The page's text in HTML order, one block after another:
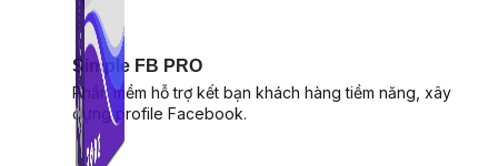
Simple FB PRO
Phần mềm hỗ trợ kết bạn khách hàng tiềm năng, xây
dựng profile Facebook.